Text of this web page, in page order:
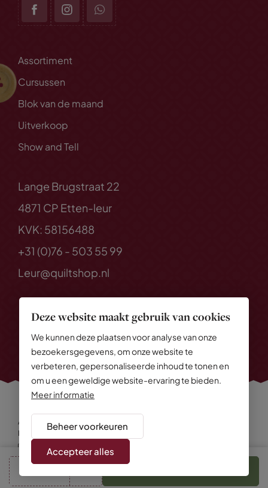
Deze website maakt gebruik van cookies
We kunnen deze plaatsen voor analyse van onze
bezoekersgegevens, om onze website te
verbeteren, gepersonaliseerde inhoud te tonen en
om u een geweldige website-ervaring te bieden.
Meer informatie
Beheer voorkeuren
Accepteer alles
Assortiment
Cursussen
Blok van de maand
Uitverkoop
Show and Tell
Lange Brugstraat 22
4871 CP Etten-leur
KVK: 58156488
+31 (0)76 - 503 55 99
Leur@quiltshop.nl
Alle rechten voorbehouden
Privacy Policy
Algemene voorwaarden